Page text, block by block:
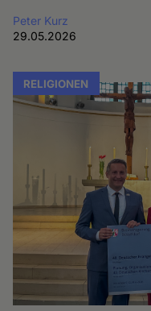
Peter Kurz
29.05.2026
RELIGIONEN